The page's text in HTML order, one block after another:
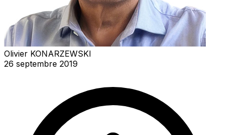
Olivier KONARZEWSKI
26 septembre 2019